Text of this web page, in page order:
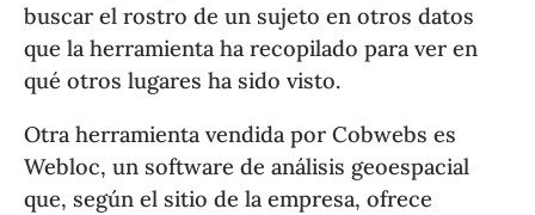
buscar el rostro de un sujeto en otros datos
que la herramienta ha recopilado para ver en
qué otros lugares ha sido visto.
Otra herramienta vendida por Cobwebs es
Webloc, un software de análisis geoespacial
que, según el sitio de la empresa, ofrece